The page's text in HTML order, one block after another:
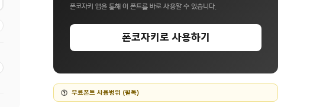
폰코자키 앱을 통해 이 폰트를 바로 사용할 수 있습니다.
폰코자키로 사용하기
무료폰트 사용범위 (필독)